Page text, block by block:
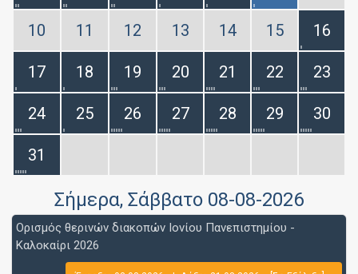
10 11 12 13 14 15 16
17 18 19 20 21 22 23
24 25 26 27 28 29 30
31
Σήμερα, Σάββατο 08-08-2026
Ορισμός θερινών διακοπών Ιονίου Πανεπιστημίου -
Καλοκαίρι 2026